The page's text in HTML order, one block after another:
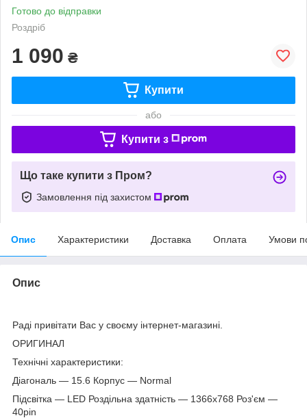
Готово до відправки
Роздріб
1 090 ₴
Купити
або
Купити з
Що таке купити з Пром?
Замовлення під захистом
Опис Характеристики Доставка Оплата Умови
Опис
Раді привітати Вас у своєму інтернет-магазині.
ОРИГИНАЛ
Технічні характеристики:
Діагональ — 15.6 Корпус — Normal
Підсвітка — LED Роздільна здатність — 1366х768 Роз'єм —
40pin